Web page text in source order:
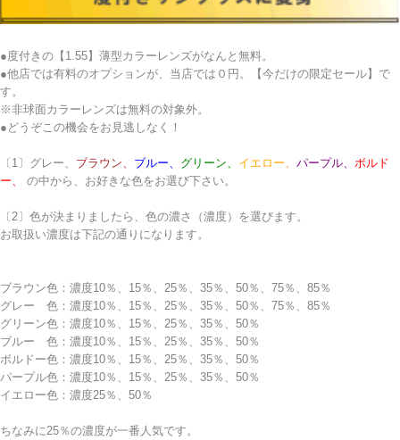
●度付きの【1.55】薄型カラーレンズがなんと無料。
●他店では有料のオプションが、当店では０円。【今だけの限定セール】で
す。
※非球面カラーレンズは無料の対象外。
●どうぞこの機会をお見逃しなく！
〔1〕 グレー、 ブラウン、 ブルー、 グリーン、 イエロー、 パープル、 ボルド
ー、
の中から、お好きな色をお選び下さい。
〔2〕色が決まりましたら、色の濃さ（濃度）を選びます。
お取扱い濃度は下記の通りになります。
ブラウン色：濃度10％、15％、25％、35％、50％、75％、85％
グレー 色：濃度10％、15％、25％、35％、50％、75％、85％
グリーン色：濃度10％、15％、25％、35％、50％
ブルー 色：濃度10％、15％、25％、35％、50％
ボルドー色：濃度10％、15％、25％、35％、50％
パープル色：濃度10％、15％、25％、35％、50％
イエロー色：濃度25％、50％
ちなみに25％の濃度が一番人気です。